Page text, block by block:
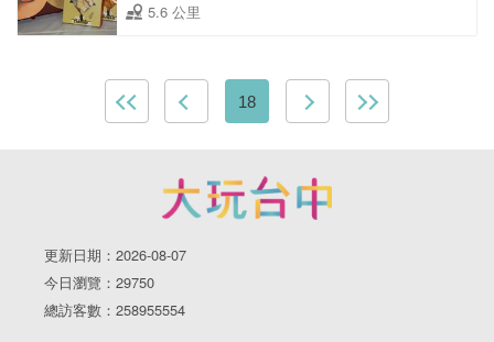
5.6 公里
18
更新日期：2026-08-07
今日瀏覽：29750
總訪客數：258955554